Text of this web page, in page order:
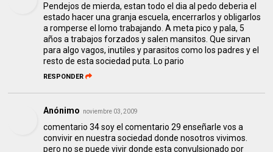
Pendejos de mierda, estan todo el dia al pedo deberia el
estado hacer una granja escuela, encerrarlos y obligarlos
a romperse el lomo trabajando. A meta pico y pala, 5
años a trabajos forzados y salen mansitos. Que sirvan
para algo vagos, inutiles y parasitos como los padres y el
resto de esta sociedad puta. Lo pario
RESPONDER
Anónimo noviembre 03, 2009
comentario 34 soy el comentario 29 enseñarle vos a
convivir en nuestra sociedad donde nosotros vivimos.
pero no se puede vivir donde esta convulsionado por